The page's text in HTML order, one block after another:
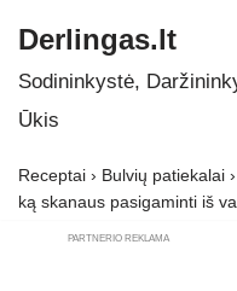
Skip
to
Derlingas.lt
Sodininkystė,
Ūkis
Receptai › Bulvių patiekalai ›
ką skanaus pasigaminti iš
PARTNERIO REKLAMA